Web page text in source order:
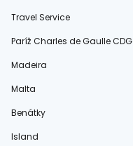
Travel Service
Paríž Charles de Gaulle CDG
Madeira
Malta
Benátky
Island